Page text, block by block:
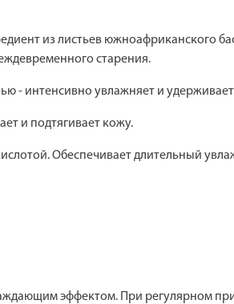
из листьев южноафриканского
старения.
- интенсивно увлажняет и
и подтягивает кожу.
Обеспечивает длительный
эффектом. При регулярном